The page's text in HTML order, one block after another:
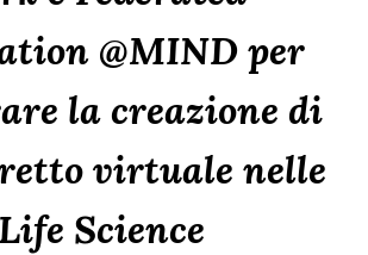
@MIND per
la creazione di
virtuale nelle
Life Science